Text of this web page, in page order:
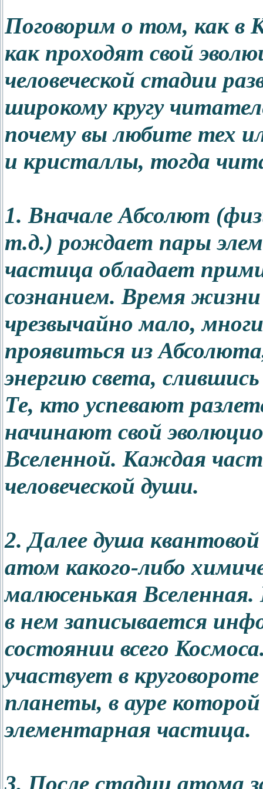
Поговорим о том, как в
как проходят свой
человеческой стадии
широкому кругу
почему вы любите тех
и кристаллы, тогда
1. Вначале Абсолют
т.д.) рождает пары
частица обладает
сознанием. Время
чрезвычайно мало,
проявиться из
энергию света,
Те, кто успевают
начинают свой
Вселенной. Каждая
человеческой души.
2. Далее душа
атом какого-либо
малюсенькая
в нем записывается
состоянии всего
участвует в
планеты, в ауре которой
элементарная частица.